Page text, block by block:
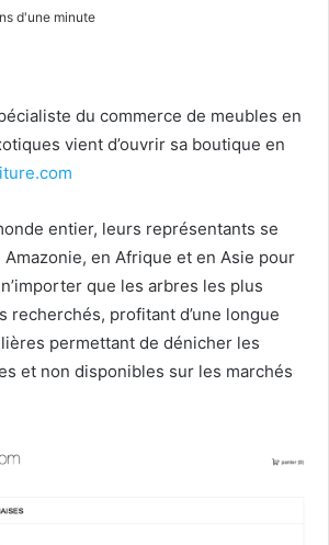
d'une minute
du commerce de meubles en
vient d’ouvrir sa boutique en
entier, leurs représentants se
Amazonie, en Afrique et en Asie pour
que les arbres les plus
recherchés, profitant d’une longue
permettant de dénicher les
et non disponibles sur les marchés